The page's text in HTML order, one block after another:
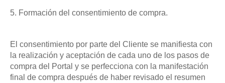
5. Formación del consentimiento de compra.
El consentimiento por parte del Cliente se manifiesta con
la realización y aceptación de cada uno de los pasos de
compra del Portal y se perfecciona con la manifestación
final de compra después de haber revisado el resumen